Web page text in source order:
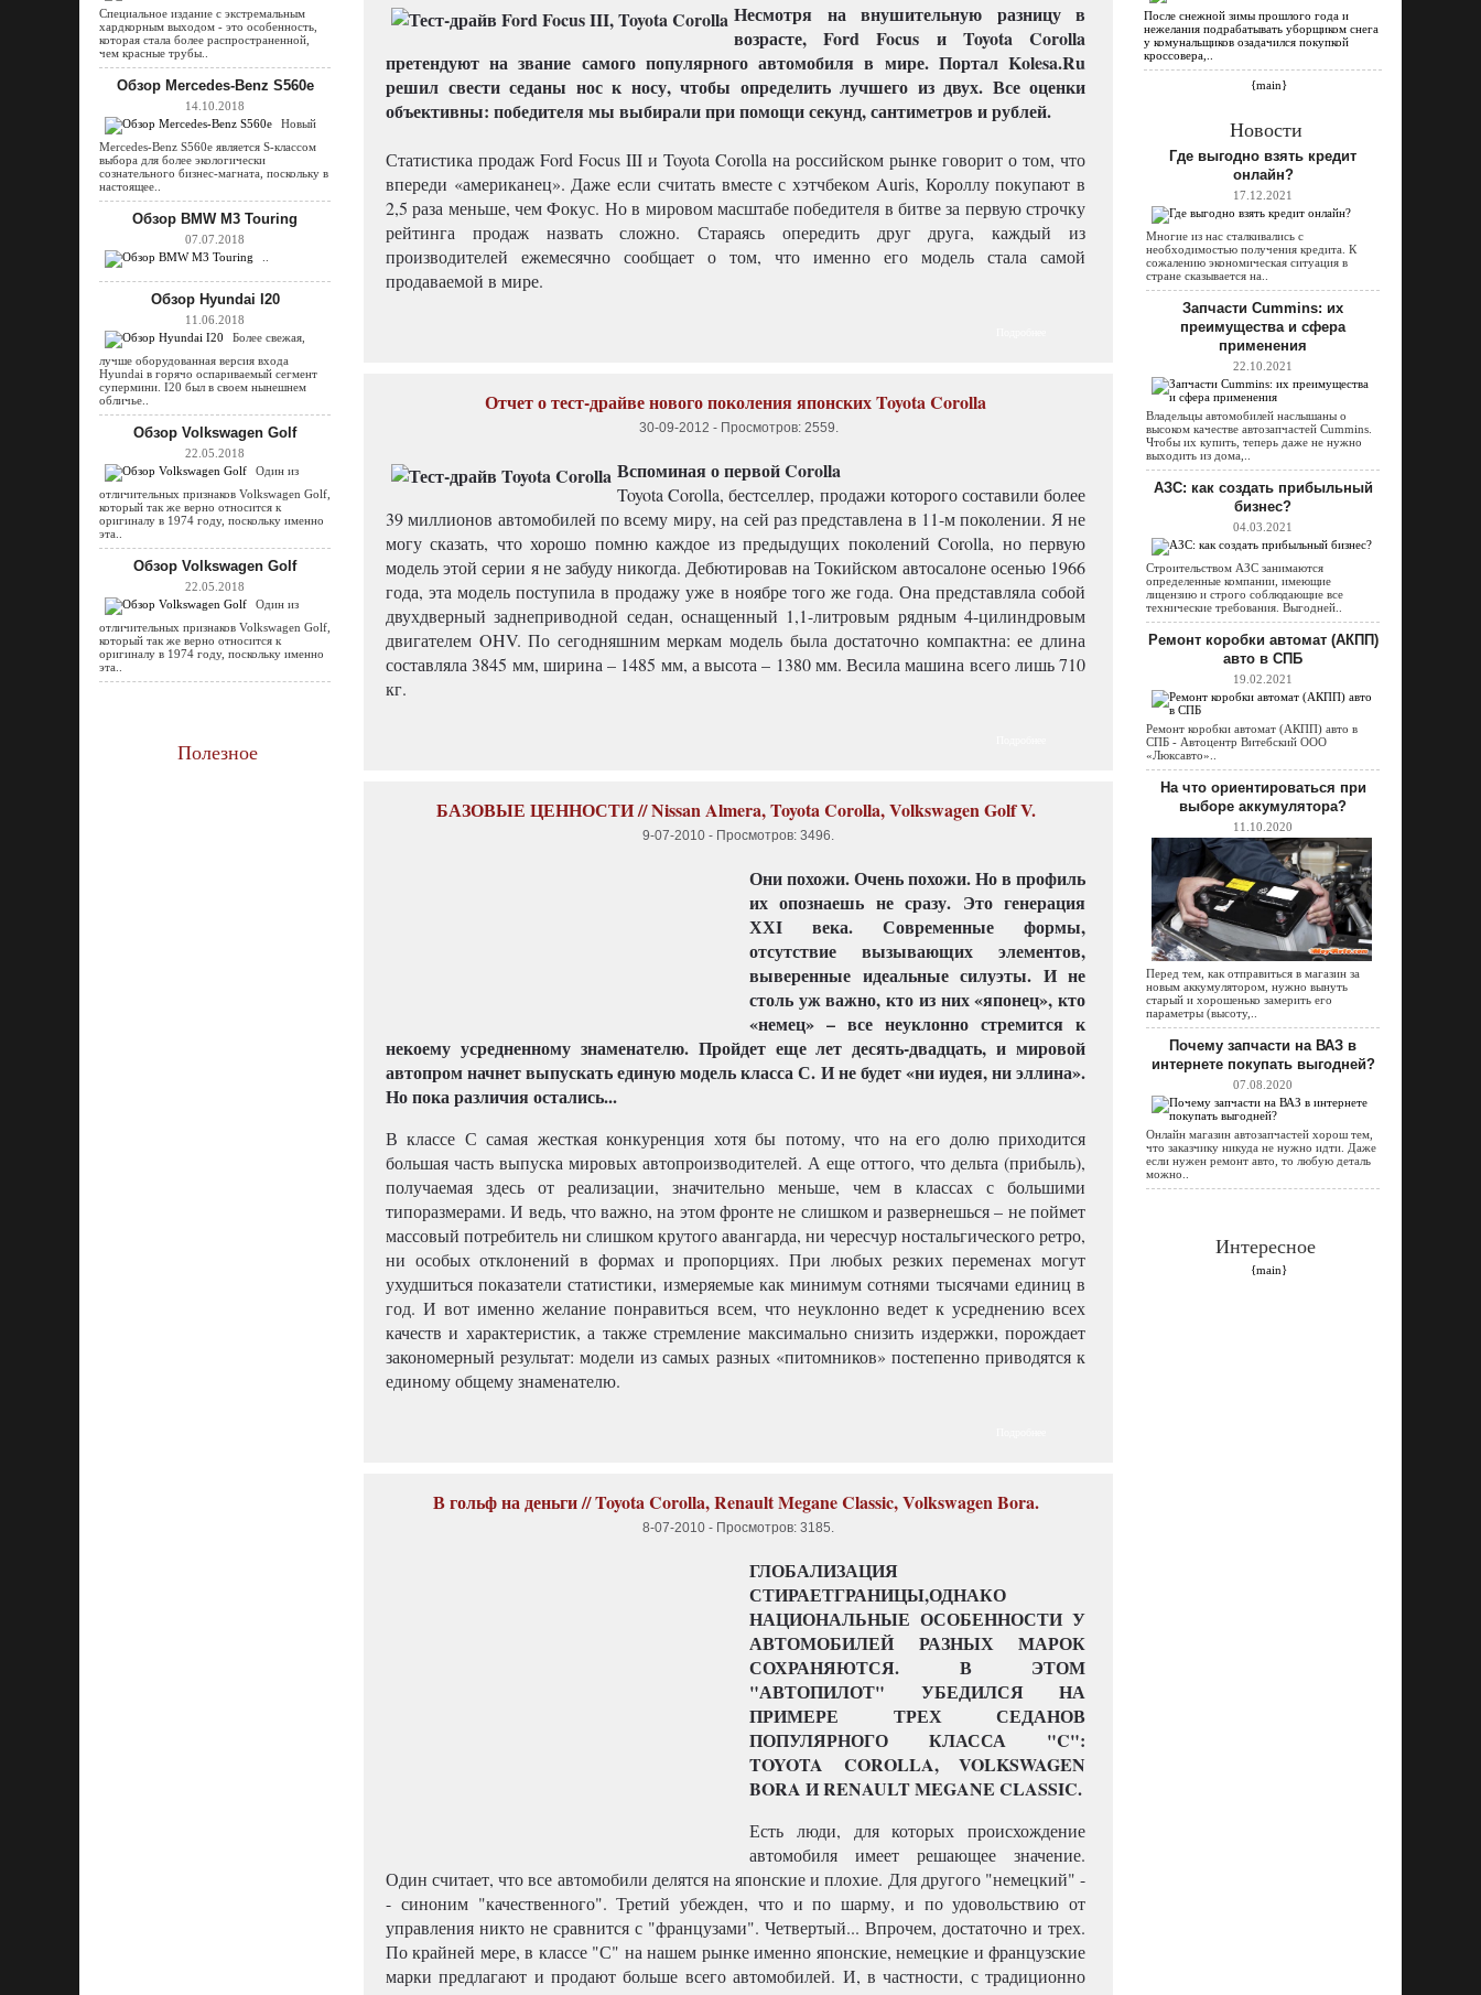
Специальное издание с экстремальным
хардкорным выходом - это особенность,
которая стала более распространенной,
чем красные трубы..
Обзор Mercedes-Benz S560e
14.10.2018
Новый
Mercedes-Benz S560e является S-классом
выбора для более экологически
сознательного бизнес-магната, поскольку в
настоящее..
Обзор BMW M3 Touring
07.07.2018
Обзор Hyundai I20
11.06.2018
Более свежая,
лучше оборудованная версия входа
Hyundai в горячо оспариваемый сегмент
супермини. I20 был в своем нынешнем
обличье..
Обзор Volkswagen Golf
22.05.2018
Один из
отличительных признаков Volkswagen Golf,
который так же верно относится к
оригиналу в 1974 году, поскольку именно
эта..
Обзор Volkswagen Golf
22.05.2018
Один из
отличительных признаков Volkswagen Golf,
который так же верно относится к
оригиналу в 1974 году, поскольку именно
эта..
Полезное
Несмотря на внушительную разницу в
возрасте, Ford Focus и Toyota Corolla
претендуют на звание самого популярного автомобиля в мире. Портал Kolesa.Ru
решил свести седаны нос к носу, чтобы определить лучшего из двух. Все оценки
объективны: победителя мы выбирали при помощи секунд, сантиметров и рублей.
Статистика продаж Ford Focus III и Toyota Corolla на российском рынке говорит о том, что
впереди «американец». Даже если считать вместе с хэтчбеком Auris, Короллу покупают в
2,5 раза меньше, чем Фокус. Но в мировом масштабе победителя в битве за первую строчку
рейтинга продаж назвать сложно. Стараясь опередить друг друга, каждый из
производителей ежемесячно сообщает о том, что именно его модель стала самой
продаваемой в мире.
Отчет о тест-драйве нового поколения японских Toyota Corolla
30-09-2012 - Просмотров: 2559.
Вспоминая о первой Corolla
Toyota Corolla, бестселлер, продажи которого составили более
39 миллионов автомобилей по всему миру, на сей раз представлена в 11-м поколении. Я не
могу сказать, что хорошо помню каждое из предыдущих поколений Corolla, но первую
модель этой серии я не забуду никогда. Дебютировав на Токийском автосалоне осенью 1966
года, эта модель поступила в продажу уже в ноябре того же года. Она представляла собой
двухдверный заднеприводной седан, оснащенный 1,1-литровым рядным 4-цилиндровым
двигателем OHV. По сегодняшним меркам модель была достаточно компактна: ее длина
составляла 3845 мм, ширина – 1485 мм, а высота – 1380 мм. Весила машина всего лишь 710
кг.
БАЗОВЫЕ ЦЕННОСТИ // Nissan Almera, Toyota Corolla, Volkswagen Golf V.
9-07-2010 - Просмотров: 3496.
Они похожи. Очень похожи. Но в профиль
их опознаешь не сразу. Это генерация
ХХI века. Современные формы,
отсутствие вызывающих элементов,
выверенные идеальные силуэты. И не
столь уж важно, кто из них «японец», кто
«немец» – все неуклонно стремится к
некоему усредненному знаменателю. Пройдет еще лет десять-двадцать, и мировой
автопром начнет выпускать единую модель класса С. И не будет «ни иудея, ни эллина».
Но пока различия остались...
В классе С самая жесткая конкуренция хотя бы потому, что на его долю приходится
большая часть выпуска мировых автопроизводителей. А еще оттого, что дельта (прибыль),
получаемая здесь от реализации, значительно меньше, чем в классах с большими
типоразмерами. И ведь, что важно, на этом фронте не слишком и развернешься – не поймет
массовый потребитель ни слишком крутого авангарда, ни чересчур ностальгического ретро,
ни особых отклонений в формах и пропорциях. При любых резких переменах могут
ухудшиться показатели статистики, измеряемые как минимум сотнями тысячами единиц в
год. И вот именно желание понравиться всем, что неуклонно ведет к усреднению всех
качеств и характеристик, а также стремление максимально снизить издержки, порождает
закономерный результат: модели из самых разных «питомников» постепенно приводятся к
единому общему знаменателю.
В гольф на деньги // Toyota Corolla, Renault Megane Classic, Volkswagen Bora.
8-07-2010 - Просмотров: 3185.
ГЛОБАЛИЗАЦИЯ
СТИРАЕТГРАНИЦЫ,ОДНАКО
НАЦИОНАЛЬНЫЕ ОСОБЕННОСТИ У
АВТОМОБИЛЕЙ РАЗНЫХ МАРОК
СОХРАНЯЮТСЯ. В ЭТОМ
"АВТОПИЛОТ" УБЕДИЛСЯ НА
ПРИМЕРЕ ТРЕХ СЕДАНОВ
ПОПУЛЯРНОГО КЛАССА "C":
TOYOTA COROLLA, VOLKSWAGEN
BORA И RENAULT MEGANE CLASSIC.
Есть люди, для которых происхождение
автомобиля имеет решающее значение.
Один считает, что все автомобили делятся на японские и плохие. Для другого "немецкий" -
- синоним "качественного". Третий убежден, что и по шарму, и по удовольствию от
управления никто не сравнится с "французами". Четвертый... Впрочем, достаточно и трех.
По крайней мере, в классе "С" на нашем рынке именно японские, немецкие и французские
марки предлагают и продают больше всего автомобилей. И, в частности, с традиционно
После снежной зимы прошлого года и
нежелания подрабатывать уборщиком снега
у комунальщиков озадачился покупкой
кроссовера,..
{main}
Новости
Где выгодно взять кредит
онлайн?
17.12.2021
Многие из нас сталкивались с
необходимостью получения кредита. К
сожалению экономическая ситуация в
стране сказывается на..
Запчасти Cummins: их
преимущества и сфера
применения
22.10.2021
Владельцы автомобилей наслышаны о
высоком качестве автозапчастей Cummins.
Чтобы их купить, теперь даже не нужно
выходить из дома,..
АЗС: как создать прибыльный
бизнес?
04.03.2021
Строительством АЗС занимаются
определенные компании, имеющие
лицензию и строго соблюдающие все
технические требования. Выгодней..
Ремонт коробки автомат (АКПП)
авто в СПБ
19.02.2021
Ремонт коробки автомат (АКПП) авто в
СПБ - Автоцентр Витебский ООО
«Люксавто»..
На что ориентироваться при
выборе аккумулятора?
11.10.2020
Перед тем, как отправиться в магазин за
новым аккумулятором, нужно вынуть
старый и хорошенько замерить его
параметры (высоту,..
Почему запчасти на ВАЗ в
интернете покупать выгодней?
07.08.2020
Онлайн магазин автозапчастей хорош тем,
что заказчику никуда не нужно идти. Даже
если нужен ремонт авто, то любую деталь
можно..
Интересное
{main}